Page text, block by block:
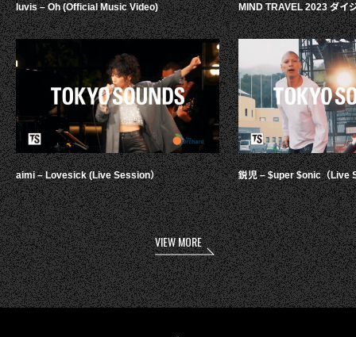
luvis – Oh (Official Music Video)
aimi – Lovesick (Live Session）
MIND TRAVEL 2023 ダイ
鋭児 – $uper $onic（Live
VIEW MORE